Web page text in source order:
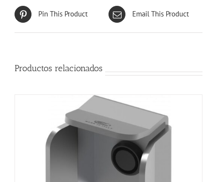
Pin This Product Email This Product
Productos relacionados